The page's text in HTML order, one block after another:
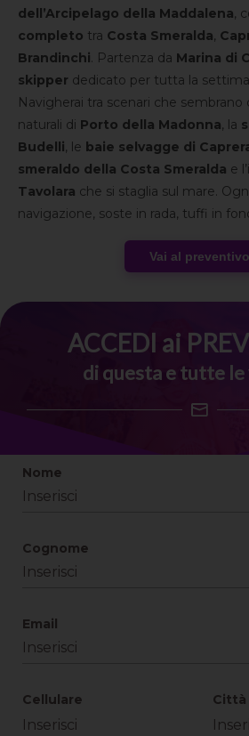
dell’Arcipelago della Maddalena,
completo tra Costa Smeralda,
Brandinchi. Partenza da Marina di
skipper dedicato per tutta la
inclusa,tendercon fuoribordo e
già a bordo. Un’esperienza pensata
più spettacolare d’Italia da una
direttamente sull’acqua.
Navigherai tra scenari che sembrano
naturali di Porto della Madonna, la
Budelli, le baie selvagge di
smeraldo della Costa Smeralda e
Tavolara che si staglia sul mare.
navigazione, soste in rada, tuffi in
La Maddalenae momenti di
puro, panorami iconici e libertà
Vai al preventivo
ACCEDI ai
di questa e tutte le
Nome
Cognome
Email
Cellulare Città